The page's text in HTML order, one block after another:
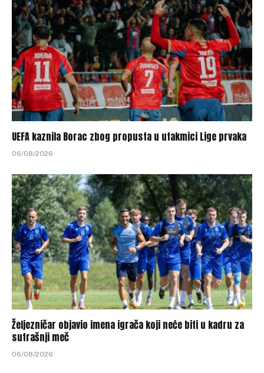
UEFA kaznila Borac zbog propusta u utakmici Lige prvaka
06/08/2026
Željezničar objavio imena igrača koji neće biti u kadru za
sutrašnji meč
06/08/2026